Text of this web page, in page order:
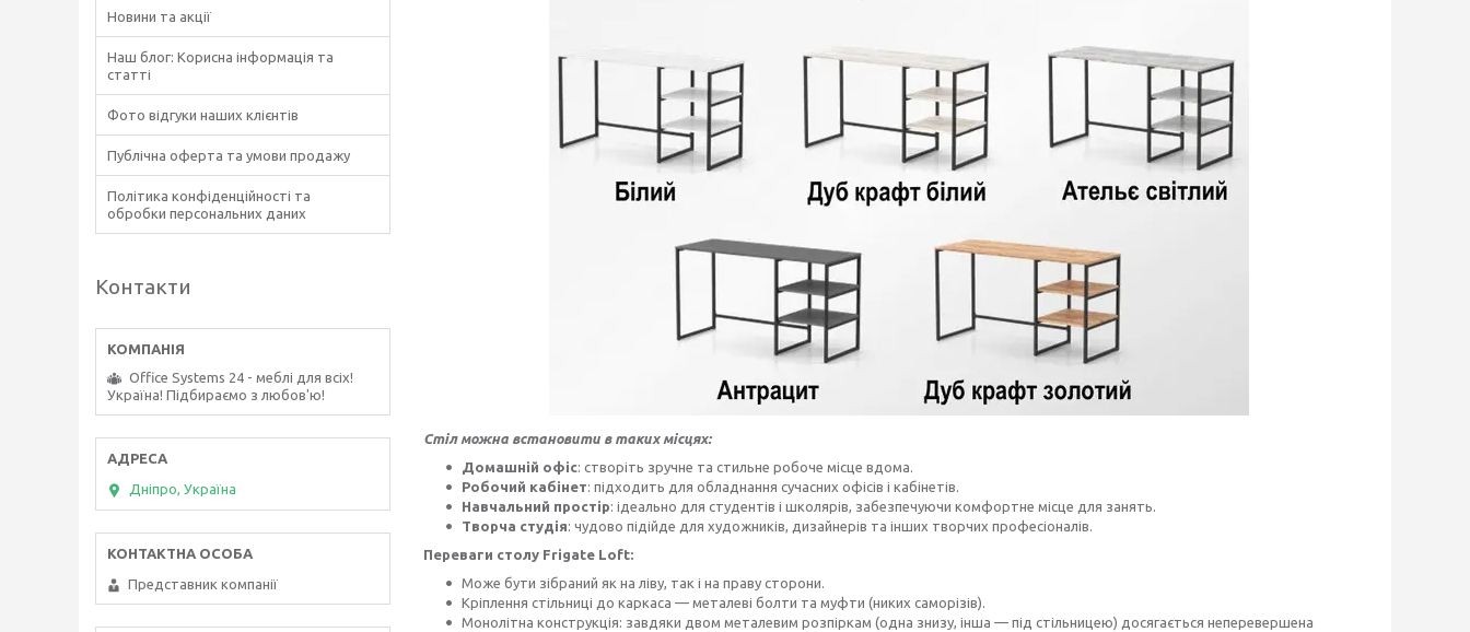
Стіл можна встановити в таких місцях:
Домашній офіс: створіть зручне та стильне робоче місце вдома.
Робочий кабінет: підходить для обладнання сучасних офісів і кабінетів.
Навчальний простір: ідеально для студентів і школярів, забезпечуючи комфортне місце для занять.
Творча студія: чудово підійде для художників, дизайнерів та інших творчих професіоналів.
Переваги столу Frigate Loft:
Може бути зібраний як на ліву, так і на праву сторони.
Кріплення стільниці до каркаса — металеві болти та муфти (никих саморізів).
Монолітна конструкція: завдяки двом металевим розпіркам (одна знизу, інша — під стільницею) досягається неперевершена
Новини та акції
Наш блог: Корисна інформація та
статті
Фото відгуки наших клієнтів
Публічна оферта та умови продажу
Політика конфіденційності та
обробки персональних даних
Контакти
Office Systems 24 - меблі для всіх!
Україна! Підбираємо з любов'ю!
Дніпро, Україна
Представник компанії